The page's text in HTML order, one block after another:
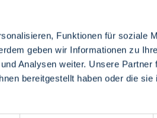
Funktionen für soziale
geben wir Informationen zu
Analysen weiter. Unsere Partner
bereitgestellt haben oder die